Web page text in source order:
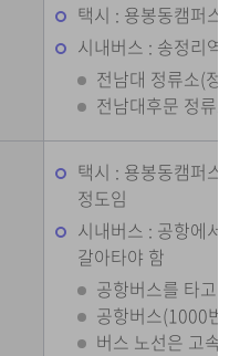
택시 : 용봉동캠퍼스
시내버스 : 송정리역
전남대 정류소(정
전남대후문 정류
택시 : 용봉동캠퍼스
정도임
시내버스 : 공항에서
갈아타야 함
공항버스를 타고
공항버스(1000번)
버스 노선은 고속